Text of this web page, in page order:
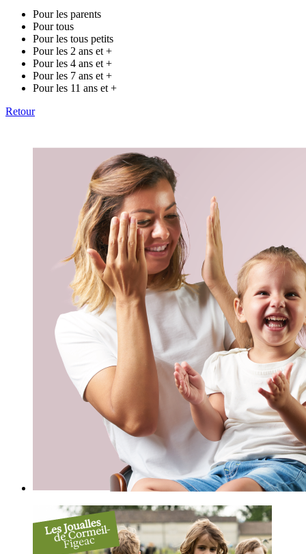
Pour les parents
Pour tous
Pour les tous petits
Pour les 2 ans et +
Pour les 4 ans et +
Pour les 7 ans et +
Pour les 11 ans et +
Retour